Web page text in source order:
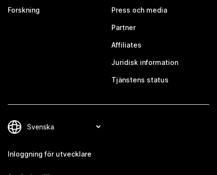
Forskning Press och media
Partner
Affiliates
Juridisk information
Tjänstens status
Inloggning för utvecklare